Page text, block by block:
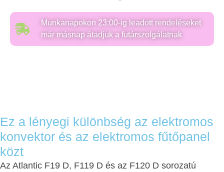
Munkanapokon 23:00-ig leadott rendeléseket
már másnap átadjuk a futárszolgálatnak
Ez a lényegi különbség az elektromos
konvektor és az elektromos fűtőpanel
közt
Az Atlantic F19 D, F119 D és az F120 D sorozatú